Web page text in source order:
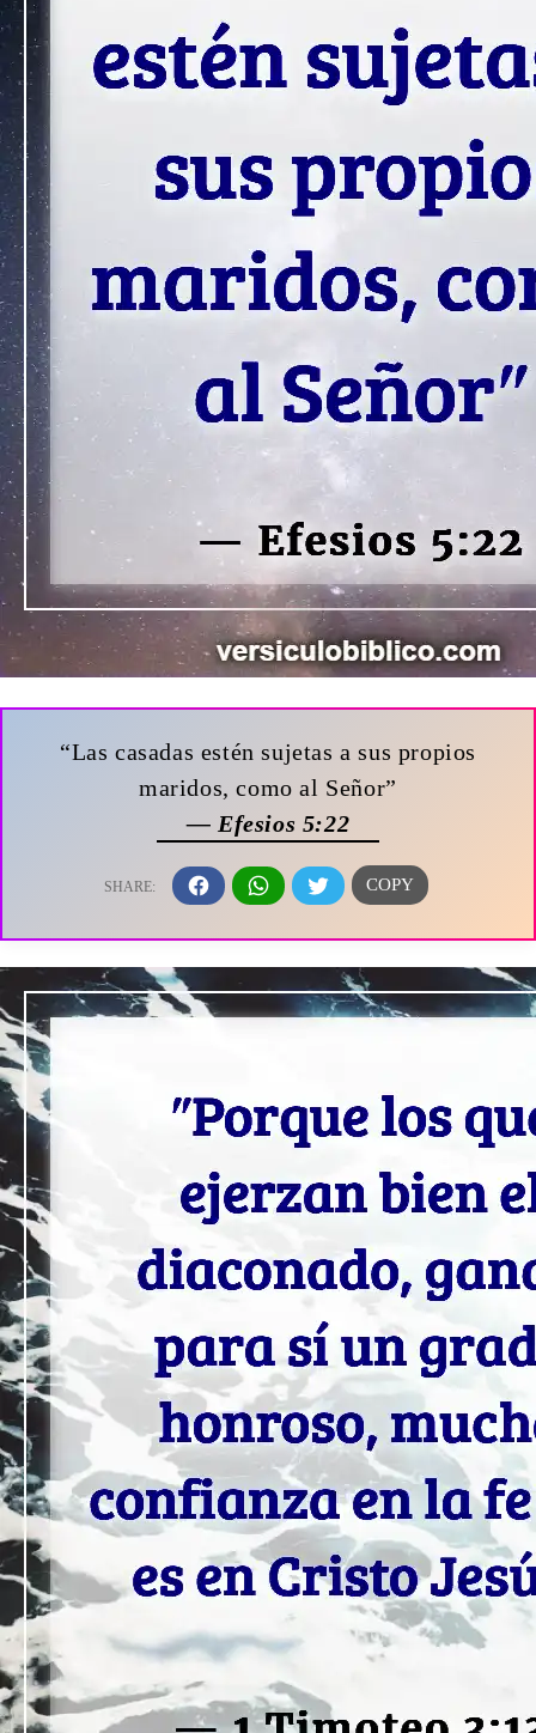
“Las casadas estén sujetas a sus propios
maridos, como al Señor”
— Efesios 5:22